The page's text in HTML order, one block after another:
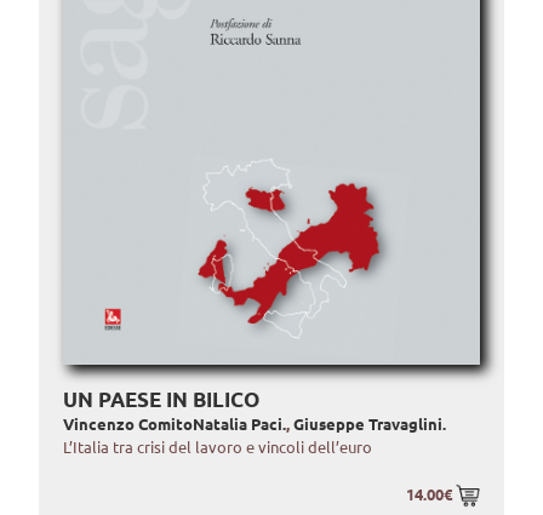
UN PAESE IN BILICO
Vincenzo ComitoNatalia Paci.,Giuseppe Travaglini.
L’Italia tra crisi del lavoro e vincoli dell’euro
14.00€